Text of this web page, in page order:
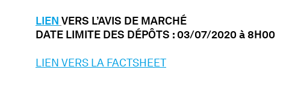
LIEN VERS L’AVIS DE MARCHÉ
DATE LIMITE DES DÉPÔTS : 03/07/2020 à 8H00
LIEN VERS LA FACTSHEET